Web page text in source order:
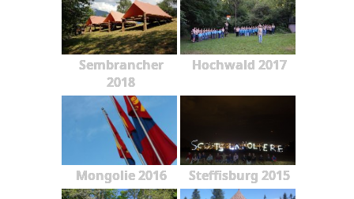
Sembrancher
2018
Hochwald 2017
Mongolie 2016 Steffisburg 2015